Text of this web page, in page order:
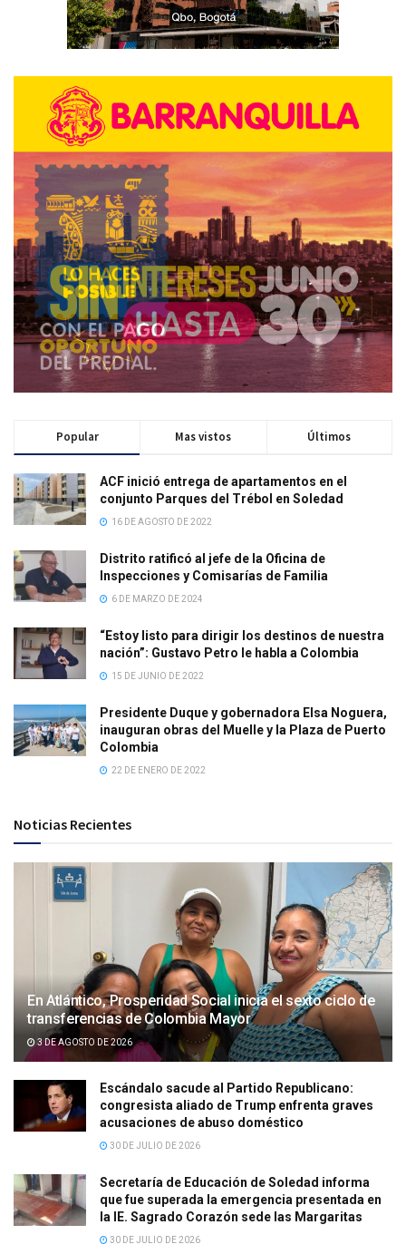
Popular Mas vistos Últimos
ACF inició entrega de apartamentos en el
conjunto Parques del Trébol en Soledad
16 DE AGOSTO DE 2022
Distrito ratificó al jefe de la Oficina de
Inspecciones y Comisarías de Familia
6 DE MARZO DE 2024
“Estoy listo para dirigir los destinos de nuestra
nación”: Gustavo Petro le habla a Colombia
15 DE JUNIO DE 2022
Presidente Duque y gobernadora Elsa Noguera,
inauguran obras del Muelle y la Plaza de Puerto
Colombia
22 DE ENERO DE 2022
Noticias Recientes
En Atlántico, Prosperidad Social inicia el sexto ciclo de
transferencias de Colombia Mayor
3 DE AGOSTO DE 2026
Escándalo sacude al Partido Republicano:
congresista aliado de Trump enfrenta graves
acusaciones de abuso doméstico
30 DE JULIO DE 2026
Secretaría de Educación de Soledad informa
que fue superada la emergencia presentada en
la IE. Sagrado Corazón sede las Margaritas
30 DE JULIO DE 2026